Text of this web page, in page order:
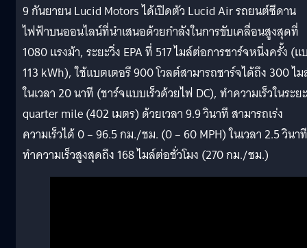
9 กันยายน Lucid Motors ได้เปิดตัว Lucid Air รถยนต์ซีดาน
ไฟฟ้าบนออนไลน์ที่นำเสนอด้วยกำลังในการขับเคลื่อนสูงสุดที่
1080 แรงม้า, ระยะวิ่ง EPA ที่ 517 ไมล์ต่อการชาร์จหนึ่งครั้ง (
113 kWh), ใช้แบตเตอรี 900 โวลต์สามารถชาร์จได้ถึง 300 ไ
ในเวลา 20 นาที (ชาร์จแบบเร็วด้วยไฟ DC), ทำความเร็วในระยะ
quarter mile (402 เมตร) ด้วยเวลา 9.9 วินาที สามารถเร่ง
ความเร็วได้ 0 – 96.5 กม./ชม. (0 – 60 MPH) ในเวลา 2.5 วินาที
ทำความเร็วสูงสุดถึง 168 ไมล์ต่อชั่วโมง (270 กม./ชม.)